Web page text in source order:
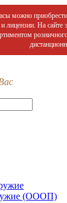
можно
лицензии. На сайте
(ОООП)